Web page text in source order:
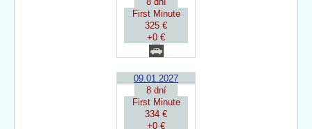
First Minute
325 €
+0 €
09.01.2027
8 dní
First Minute
334 €
+0 €